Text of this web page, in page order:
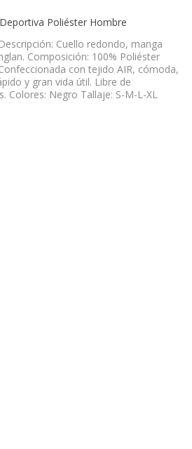
Poliéster Hombre
Cuello redondo, manga
Composición: 100% Poliéster
con tejido AIR, cómoda,
y gran vida útil. Libre de
Colores: Negro Tallaje: S-M-L-XL